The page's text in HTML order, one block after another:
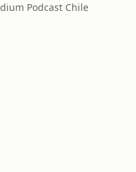
Podcast Chile